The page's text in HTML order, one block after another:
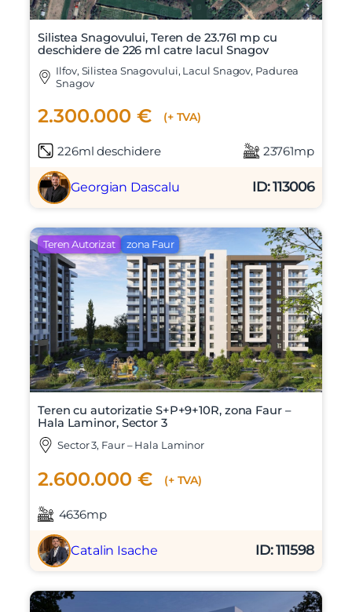
Silistea Snagovului, Teren de 23.761 mp cu
deschidere de 226 ml catre lacul Snagov
Ilfov, Silistea Snagovului, Lacul Snagov, Padurea
Snagov
2.300.000 € (+ TVA)
226ml deschidere 23761mp
Georgian Dascalu ID: 113006
Teren Autorizat zona Faur
Teren cu autorizatie S+P+9+10R, zona Faur –
Hala Laminor, Sector 3
Sector 3, Faur – Hala Laminor
2.600.000 € (+ TVA)
4636mp
Catalin Isache ID: 111598
Vreau sa fiu contactat
Nume
Telefon
Mesaj
Am citit si sunt de acord cutermenii si conditiile
SudRezidential.ro